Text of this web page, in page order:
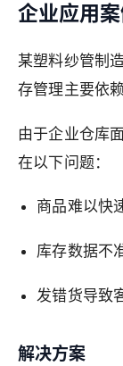
企业应用
某塑料纱管制
存管理主要依
由于企业仓库
在以下问题：
商品难以快
库存数据不
发错货导致
解决方案